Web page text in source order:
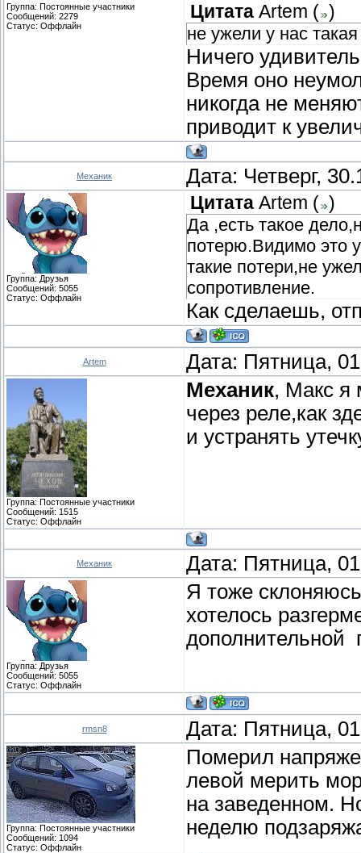
Группа: Постоянные участники
Сообщений: 2279
Статус: Оффлайн
Цитата Artem ( )
не ужели у нас
Ничего
Время оно
никогда не
приводит к
Механик Дата: Четверг,
Группа: Друзья
Сообщений: 5055
Статус: Оффлайн
Цитата Artem ( )
Да ,есть такое
потерю.Видимо это
такие потери,не
сопротивление.
Как сделаешь,
Artem Дата: Пятница,
Группа: Постоянные участники
Сообщений: 1515
Статус: Оффлайн
Механик, Макс я
через реле,как
и устранять
Механик Дата: Пятница,
Группа: Друзья
Сообщений: 5055
Статус: Оффлайн
Я тоже
хотелось
дополнительной
rmsn8 Дата: Пятница,
Группа: Постоянные участники
Сообщений: 1094
Статус: Оффлайн
Померил
левой мерить
на заведенном.
неделю